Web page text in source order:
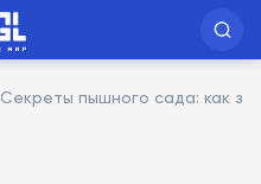
Секреты пышного сада: как